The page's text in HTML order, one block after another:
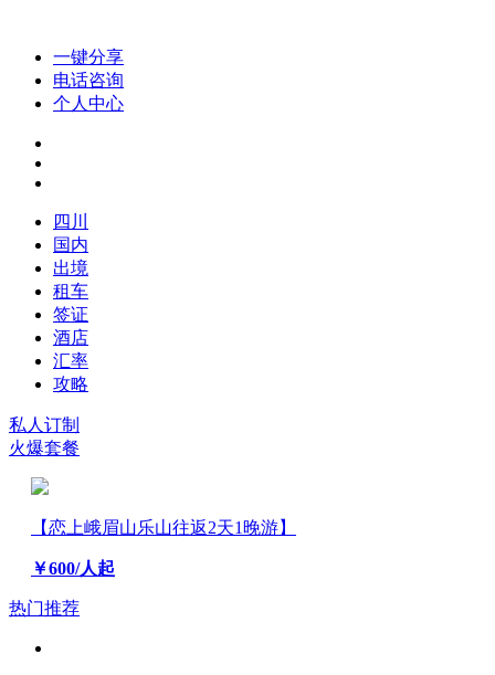
一键分享
电话咨询
个人中心
四川
国内
出境
租车
签证
酒店
汇率
攻略
私人订制
火爆套餐
【恋上峨眉山乐山往返2天1晚游】
￥600/人起
热门推荐